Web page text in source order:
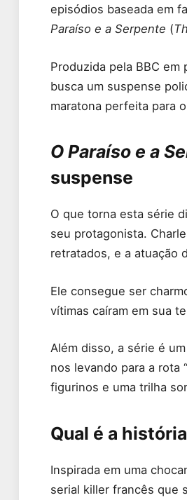
episódios baseada em
Paraíso e a Serpente (
Produzida pela BBC em
busca um suspense
maratona perfeita para
O Paraíso e a
suspense
O que torna esta série
seu protagonista.
retratados, e a atuação
Ele consegue ser
vítimas caíram em sua
Além disso, a série é
nos levando para a rota
figurinos e uma trilha
Qual é a
Inspirada em uma
serial killer francês que